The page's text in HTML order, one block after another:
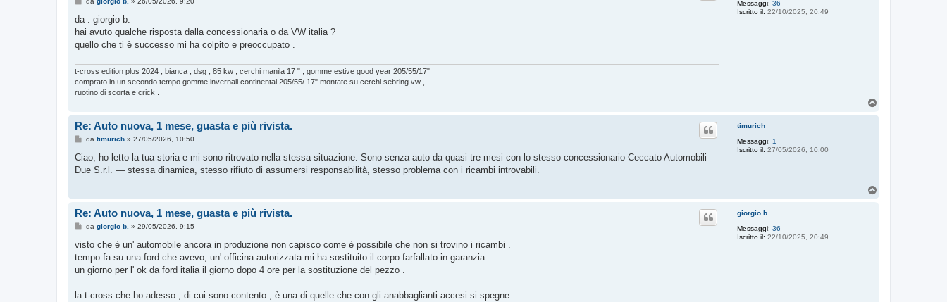
Messaggi: 36
Iscritto il: 22/10/2025, 20:49
s
a
g
da : giorgio b.
hai avuto qualche risposta dalla concessionaria o da VW italia ?
quello che ti è successo mi ha colpito e preoccupato .
t-cross edition plus 2024 , bianca , dsg , 85 kw , cerchi manila 17 " , gomme estive good year 205/55/17"
comprato in un secondo tempo gomme invernali continental 205/55/ 17" montate su cerchi sebring vw ,
ruotino di scorta e crick .
timurich
Messaggi: 1
Iscritto il: 27/05/2026, 10:00
Re: Auto nuova, 1 mese, guasta e più rivista.
M
s
a
i
da timurich» 27/05/2026, 10:50
Ciao, ho letto la tua storia e mi sono ritrovato nella stessa situazione. Sono senza auto da quasi tre mesi con lo stesso concessionario Ceccato Automobili
Due S.r.l. — stessa dinamica, stesso rifiuto di assumersi responsabilità, stesso problema con i ricambi introvabili.
giorgio b.
Messaggi: 36
Iscritto il: 22/10/2025, 20:49
Re: Auto nuova, 1 mese, guasta e più rivista.
M
s
a
g
o
da giorgio b. » 29/05/2026, 9:15
visto che è un' automobile ancora in produzione non capisco come è possibile che non si trovino i ricambi .
tempo fa su una ford che avevo, un' officina autorizzata mi ha sostituito il corpo farfallato in garanzia.
un giorno per l' ok da ford italia il giorno dopo 4 ore per la sostituzione del pezzo .
la t-cross che ho adesso , di cui sono contento , è una di quelle che con gli anabbaglianti accesi si spegne